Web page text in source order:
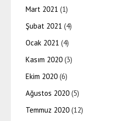
Mart 2021 (1)
Şubat 2021 (4)
Ocak 2021 (4)
Kasım 2020 (3)
Ekim 2020 (6)
Ağustos 2020 (5)
Temmuz 2020 (12)